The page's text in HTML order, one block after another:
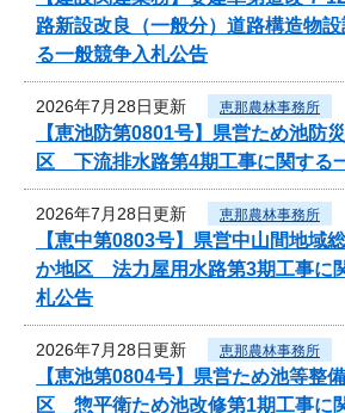
路新設改良（一般分）道路構造物
る一般競争入札公告
2026年7月28日更新 恵那農林事務所
【恵池防第0801号】県営ため池
区 下流排水路第4期工事に関する
2026年7月28日更新 恵那農林事務所
【恵中第0803号】県営中山間地域
か地区 法力屋用水路第3期工事に
札公告
2026年7月28日更新 恵那農林事務所
【恵池第0804号】県営ため池等
区 惣平衛ため池改修第1期工事に